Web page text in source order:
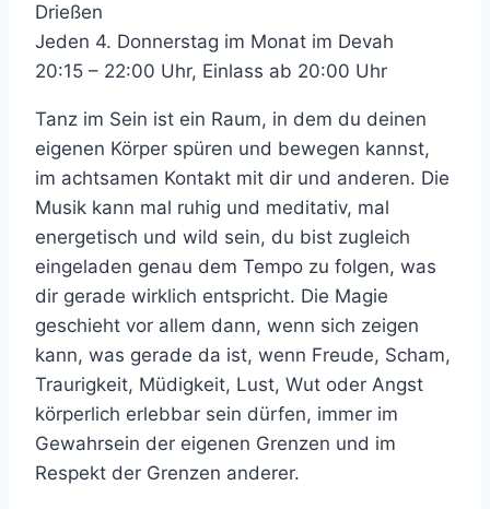
Drießen
Jeden 4. Donnerstag im Monat im Devah
20:15 – 22:00 Uhr, Einlass ab 20:00 Uhr
Tanz im Sein ist ein Raum, in dem du deinen
eigenen Körper spüren und bewegen kannst,
im achtsamen Kontakt mit dir und anderen. Die
Musik kann mal ruhig und meditativ, mal
energetisch und wild sein, du bist zugleich
eingeladen genau dem Tempo zu folgen, was
dir gerade wirklich entspricht. Die Magie
geschieht vor allem dann, wenn sich zeigen
kann, was gerade da ist, wenn Freude, Scham,
Traurigkeit, Müdigkeit, Lust, Wut oder Angst
körperlich erlebbar sein dürfen, immer im
Gewahrsein der eigenen Grenzen und im
Respekt der Grenzen anderer.